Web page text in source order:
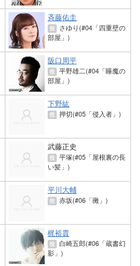
斉藤佑圭
役
さゆり(#04「四重壁の
部屋」)
阪口周平
役 平野雄二(#04「睡魔の
部屋」)
下野紘
役 押切(#05「侵入者」)
武藤正史
役 平塚(#05「屋根裏の長
い髪」)
平川大輔
役 赤坂(#06「黴」)
梶裕貴
役 白崎五郎(#06「蔵書幻
影」)